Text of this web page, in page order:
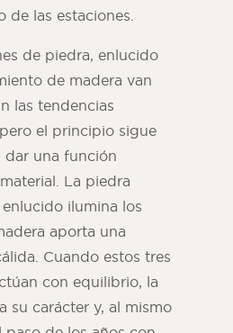
de las estaciones.
de piedra, enlucido
de madera van
las tendencias
el principio sigue
dar una función
La piedra
ilumina los
aporta una
Cuando estos tres
con equilibrio, la
su carácter y, al mismo